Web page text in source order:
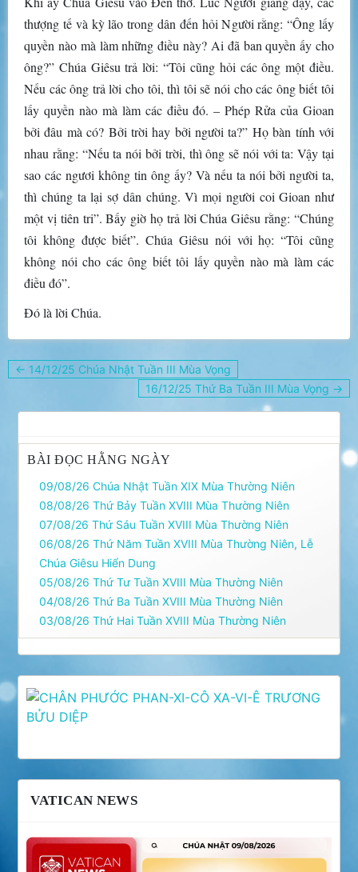
thượng tế và kỳ lão trong dân đến hỏi Người rằng: “Ông lấy
quyền nào mà làm những điều này? Ai đã ban quyền ấy cho
ông?” Chúa Giêsu trả lời: “Tôi cũng hỏi các ông một điều.
Nếu các ông trả lời cho tôi, thì tôi sẽ nói cho các ông biết tôi
lấy quyền nào mà làm các điều đó. – Phép Rửa của Gioan
bởi đâu mà có? Bởi trời hay bởi người ta?” Họ bàn tính với
nhau rằng: “Nếu ta nói bởi trời, thì ông sẽ nói với ta: Vậy tại
sao các ngươi không tin ông ấy? Và nếu ta nói bởi người ta,
thì chúng ta lại sợ dân chúng. Vì mọi người coi Gioan như
một vị tiên tri”. Bấy giờ họ trả lời Chúa Giêsu rằng: “Chúng
tôi không được biết”. Chúa Giêsu nói với họ: “Tôi cũng
không nói cho các ông biết tôi lấy quyền nào mà làm các
điều đó”.
Ðó là lời Chúa.
Điều
← 14/12/25 Chúa Nhật Tuần III Mùa Vọng
16/12/25 Thứ Ba Tuần III Mùa Vọng →
BÀI ĐỌC HẰNG NGÀY
09/08/26 Chúa Nhật Tuần XIX Mùa Thường Niên
08/08/26 Thứ Bảy Tuần XVIII Mùa Thường Niên
07/08/26 Thứ Sáu Tuần XVIII Mùa Thường Niên
06/08/26 Thứ Năm Tuần XVIII Mùa Thường Niên, Lễ
Chúa Giêsu Hiển Dung
05/08/26 Thứ Tư Tuần XVIII Mùa Thường Niên
04/08/26 Thứ Ba Tuần XVIII Mùa Thường Niên
03/08/26 Thứ Hai Tuần XVIII Mùa Thường Niên
VATICAN NEWS